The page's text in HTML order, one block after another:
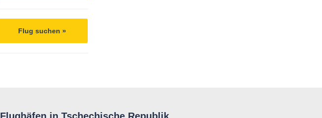
Flug suchen »
Flughäfen in Tschechische Republik